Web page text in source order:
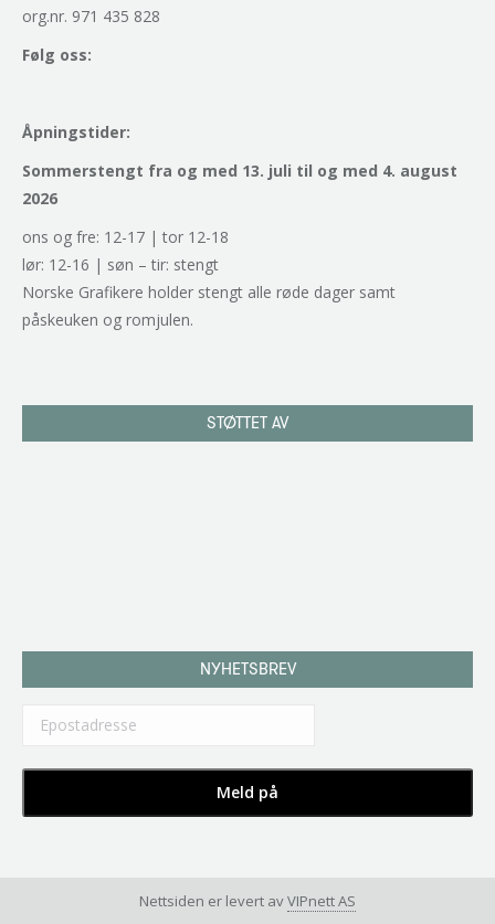
org.nr. 971 435 828
Følg oss:
Åpningstider:
Sommerstengt fra og med 13. juli til og med 4. august
2026
ons og fre: 12-17 | tor 12-18
lør: 12-16 | søn – tir: stengt
Norske Grafikere holder stengt alle røde dager samt
påskeuken og romjulen.
STØTTET AV
NYHETSBREV
Nettsiden er levert avVIPnett AS